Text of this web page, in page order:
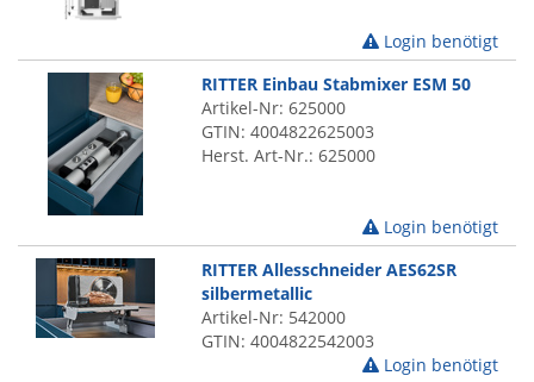
Login benötigt
RITTER Einbau Stabmixer ESM 50
Artikel-Nr: 625000
GTIN: 4004822625003
Herst. Art-Nr.: 625000
Login benötigt
RITTER Allesschneider AES62SR
silbermetallic
Artikel-Nr: 542000
GTIN: 4004822542003
Login benötigt